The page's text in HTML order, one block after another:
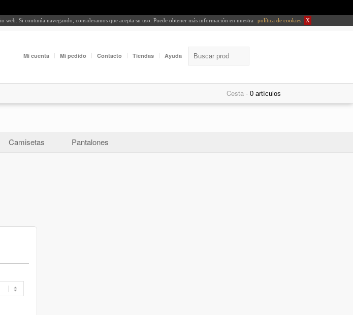
Si continúa navegando, consideramos que acepta su uso. Puede obtener más información en nuestra política de cookies X
Mi cuenta Mi pedido Contacto Tiendas Ayuda
Cesta -
Camisetas Pantalones